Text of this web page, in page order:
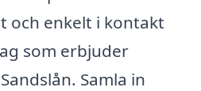
och enkelt i kontakt
som erbjuder
Samla in